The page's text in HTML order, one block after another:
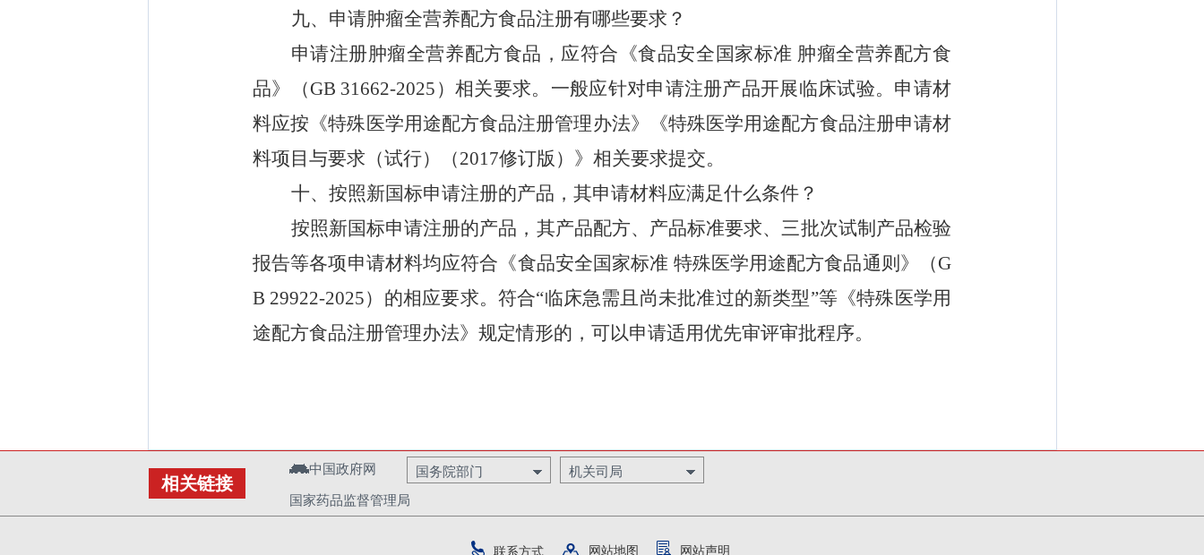
九、 申请肿瘤全营养配方食品注册有哪些要求？
申请注册肿瘤全营养配方食品，应符合《食品安全国家标准 肿瘤全营养配方食
品》（GB 31662-2025 ）相关要求。一般应针对申请注册产品开展临床试验。 申请材
料应按《特殊医学用途配方食品注册管理办法》《特殊医学用途配方食品注册申请材
料项目与要求（试行）（2017修订版）》相关要求提交。
十、 按照新国标申请注册的产品 ，其申请材料应满足什么条件？
按照新国标申请注册的产品，其产品配方、产品标准要求、三批次试制产品检验
报告等各项申请材料均应符合《食品安全国家标准 特殊医学用途配方食品通则》（G
B 29922-2025） 的相应要求。 符合“临床急需且尚未批准过的新类型”等《特殊医学用
途配方食品注册管理办法》规定情形的， 可以申请适用优先审评审批程序。
相关链接
中国政府网 国务院部门
机关司局
国家药品监督管理局
联系方式 网站地图 网站声明